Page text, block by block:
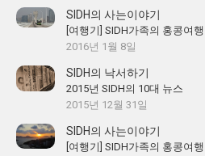
SIDH의 사는이야기
[여행기] SIDH가족의 홍콩여
2016년 1월 8일
SIDH의 낙서하기
2015년 SIDH의 10대 뉴스
2015년 12월 31일
SIDH의 사는이야기
[여행기] SIDH가족의 홍콩여